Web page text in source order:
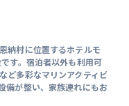
納村に位置するホテルモ
す。宿泊者以外も利用可
ど多彩なマリンアクティビ
備が整い、家族連れにもお